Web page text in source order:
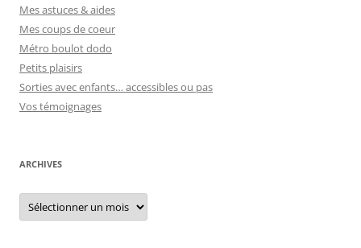
Mes astuces & aides
Mes coups de coeur
Métro boulot dodo
Petits plaisirs
Sorties avec enfants… accessibles ou pas
Vos témoignages
ARCHIVES
Archives